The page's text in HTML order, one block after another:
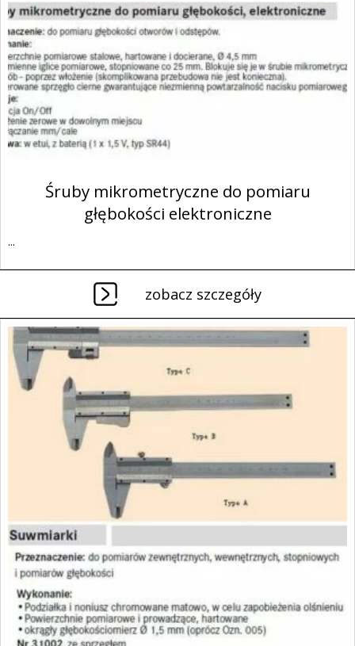
Śruby mikrometryczne do pomiaru
głębokości elektroniczne
...
zobacz szczegóły